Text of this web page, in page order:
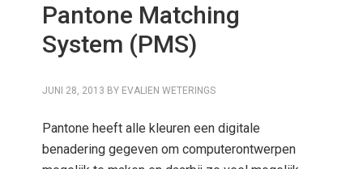
Pantone Matching
System (PMS)
JUNI 28, 2013 BY EVALIEN WETERINGS
Pantone heeft alle kleuren een digitale
benadering gegeven om computerontwerpen